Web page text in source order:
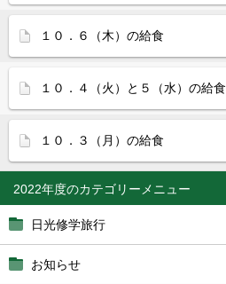
2022年度
日光修学旅行
お知らせ
１０．６（木）の給食
１０．４（火）と５（水）の給食
１０．３（月）の給食